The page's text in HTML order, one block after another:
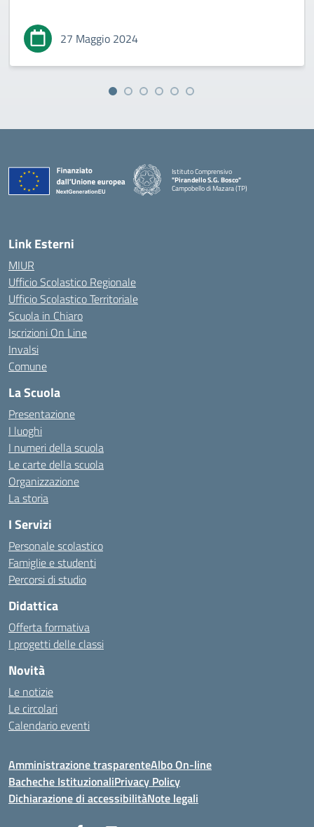
27 Maggio 2024
Istituto Comprensivo
"Pirandello S.G. Bosco"
Campobello di Mazara (TP)
— Visita la pagina iniziale della scuola
Link Esterni
MIUR
Ufficio Scolastico Regionale
Ufficio Scolastico Territoriale
Scuola in Chiaro
Iscrizioni On Line
Invalsi
Comune
La Scuola
Presentazione
I luoghi
I numeri della scuola
Le carte della scuola
Organizzazione
La storia
I Servizi
Personale scolastico
Famiglie e studenti
Percorsi di studio
Didattica
Offerta formativa
I progetti delle classi
Novità
Le notizie
Le circolari
Calendario eventi
Amministrazione trasparenteAlbo On-line
Bacheche IstituzionaliPrivacy Policy
Dichiarazione di accessibilitàNote legali